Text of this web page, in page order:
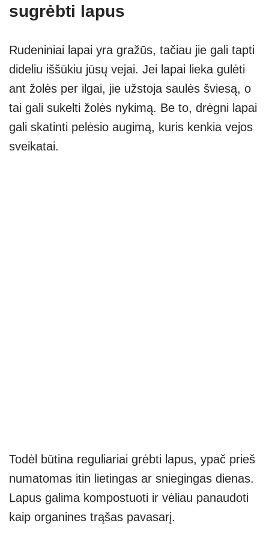
sugrėbti lapus
Rudeniniai lapai yra gražūs, tačiau jie gali tapti
dideliu iššūkiu jūsų vejai. Jei lapai lieka gulėti
ant žolės per ilgai, jie užstoja saulės šviesą, o
tai gali sukelti žolės nykimą. Be to, drėgni lapai
gali skatinti pelėsio augimą, kuris kenkia vejos
sveikatai.
Todėl būtina reguliariai grėbti lapus, ypač prieš
numatomas itin lietingas ar sniegingas dienas.
Lapus galima kompostuoti ir vėliau panaudoti
kaip organines trąšas pavasarį.